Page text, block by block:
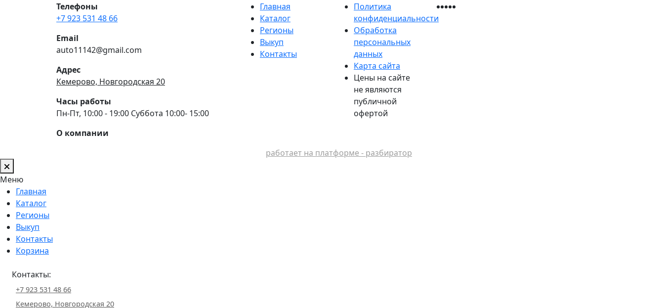
Телефоны
+7 923 531 48 66
Email
auto11142@gmail.com
Адрес
Кемерово, Новгородская 20
Часы работы
Пн-Пт, 10:00 - 19:00 Суббота 10:00- 15:00
О компании
Главная
Каталог
Регионы
Выкуп
Контакты
Политика
конфиденциальности
Обработка
персональных
данных
Карта сайта
Цены на сайте
не являются
публичной
офертой
работает на платформе - разбиратор
Меню
Главная
Каталог
Регионы
Выкуп
Контакты
Корзина
Контакты:
+7 923 531 48 66
Кемерово, Новгородская 20